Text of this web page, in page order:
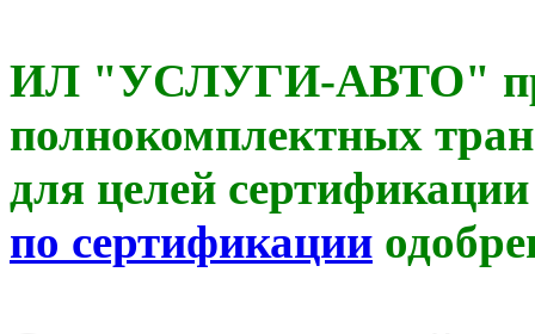
ИЛ "УСЛУГИ-АВТО"
полнокомплектных
для целей
по сертификации